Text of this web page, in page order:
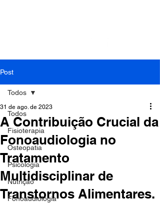
Post
Todos
Fisioterapia
Osteopatia
Psicologia
Nutrição
Fonoaudiologia
Todos
A Contribuição Crucial da
Fonoaudiologia no
Tratamento
Multidisciplinar de
Transtornos Alimentares.
31 de ago. de 2023